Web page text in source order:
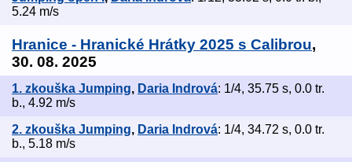
5.24 m/s
Hranice - Hranické Hrátky 2025 s Calibrou,
30. 08. 2025
1. zkouška Jumping, Daria Indrová: 1/4, 35.75 s, 0.0 tr.
b., 4.92 m/s
2. zkouška Jumping, Daria Indrová: 1/4, 34.72 s, 0.0 tr.
b., 5.18 m/s